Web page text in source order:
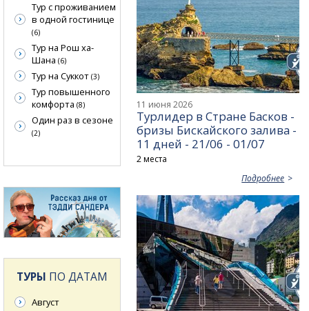
11 июня 2026
Турлидер в Стране Басков -
бризы Бискайского залива -
11 дней - 21/06 - 01/07
2 места
Подробнее
Тур с проживанием
в одной гостинице
(6)
Тур на Рош ха-
Шана (6)
Тур на Суккот (3)
Тур повышенного
комфорта (8)
Один раз в сезоне
(2)
ТУРЫ ПО ДАТАМ
Август